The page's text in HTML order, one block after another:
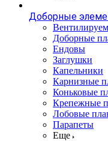
Доборные
Доборные
Ендовы
Заглушки
Капельники
Карнизные
Коньковые
Крепежные
Лобовые
Парапеты
Еще